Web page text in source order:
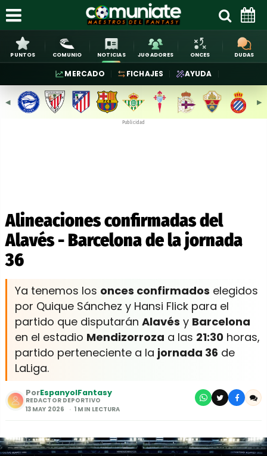
PUNTOS COMUNIO NOTICIAS JUGADORES ONCES DUDAS
MERCADO FICHAJES AYUDA
◀︎ ▶︎
Publicidad
Alineaciones confirmadas del
Alavés - Barcelona de la jornada
36
Ya tenemos los onces confirmados elegidos
por Quique Sánchez y Hansi Flick para el
partido que disputarán Alavés y Barcelona
en el estadio Mendizorroza a las 21:30 horas,
partido perteneciente a la jornada 36 de
LaLiga.
PorEspanyolFantasy
REDACTOR DEPORTIVO
13 MAY 2026
1 MIN LECTURA